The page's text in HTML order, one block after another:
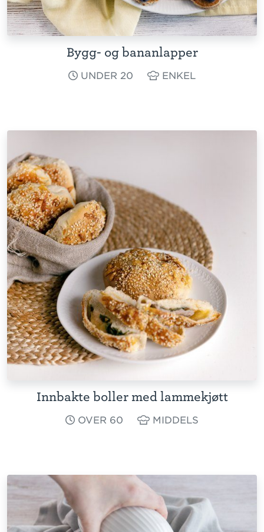
Bygg- og bananlapper
UNDER 20 ENKEL
Innbakte boller med lammekjøtt
OVER 60 MIDDELS